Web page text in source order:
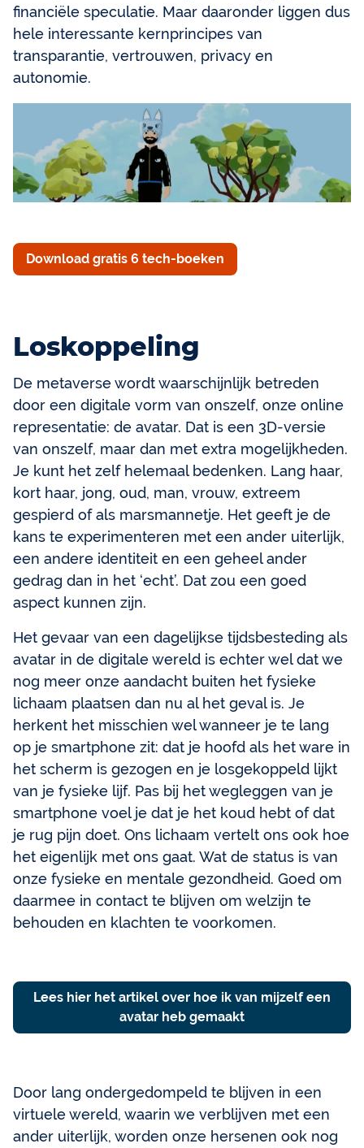
financiële speculatie. Maar daaronder liggen dus
hele interessante kernprincipes van
transparantie, vertrouwen, privacy en
autonomie.
Download gratis 6 tech-boeken
Loskoppeling
De metaverse wordt waarschijnlijk betreden
door een digitale vorm van onszelf, onze online
representatie: de avatar. Dat is een 3D-versie
van onszelf, maar dan met extra mogelijkheden.
Je kunt het zelf helemaal bedenken. Lang haar,
kort haar, jong, oud, man, vrouw, extreem
gespierd of als marsmannetje. Het geeft je de
kans te experimenteren met een ander uiterlijk,
een andere identiteit en een geheel ander
gedrag dan in het ‘echt’. Dat zou een goed
aspect kunnen zijn.
Het gevaar van een dagelijkse tijdsbesteding als
avatar in de digitale wereld is echter wel dat we
nog meer onze aandacht buiten het fysieke
lichaam plaatsen dan nu al het geval is. Je
herkent het misschien wel wanneer je te lang
op je smartphone zit: dat je hoofd als het ware in
het scherm is gezogen en je losgekoppeld lijkt
van je fysieke lijf. Pas bij het wegleggen van je
smartphone voel je dat je het koud hebt of dat
je rug pijn doet. Ons lichaam vertelt ons ook hoe
het eigenlijk met ons gaat. Wat de status is van
onze fysieke en mentale gezondheid. Goed om
daarmee in contact te blijven om welzijn te
behouden en klachten te voorkomen.
Lees hier het artikel over hoe ik van mijzelf een
avatar heb gemaakt
Door lang ondergedompeld te blijven in een
virtuele wereld, waarin we verblijven met een
ander uiterlijk, worden onze hersenen ook nog